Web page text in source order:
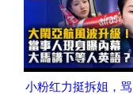
小粉红力挺拆姐，